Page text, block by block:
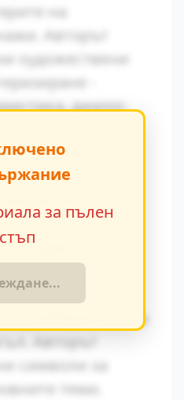
на
Авторът
художествени
-
диалог,
монолог.
традиционните
идеи се
създава
разбирането на
символи за
теми.
за пълен